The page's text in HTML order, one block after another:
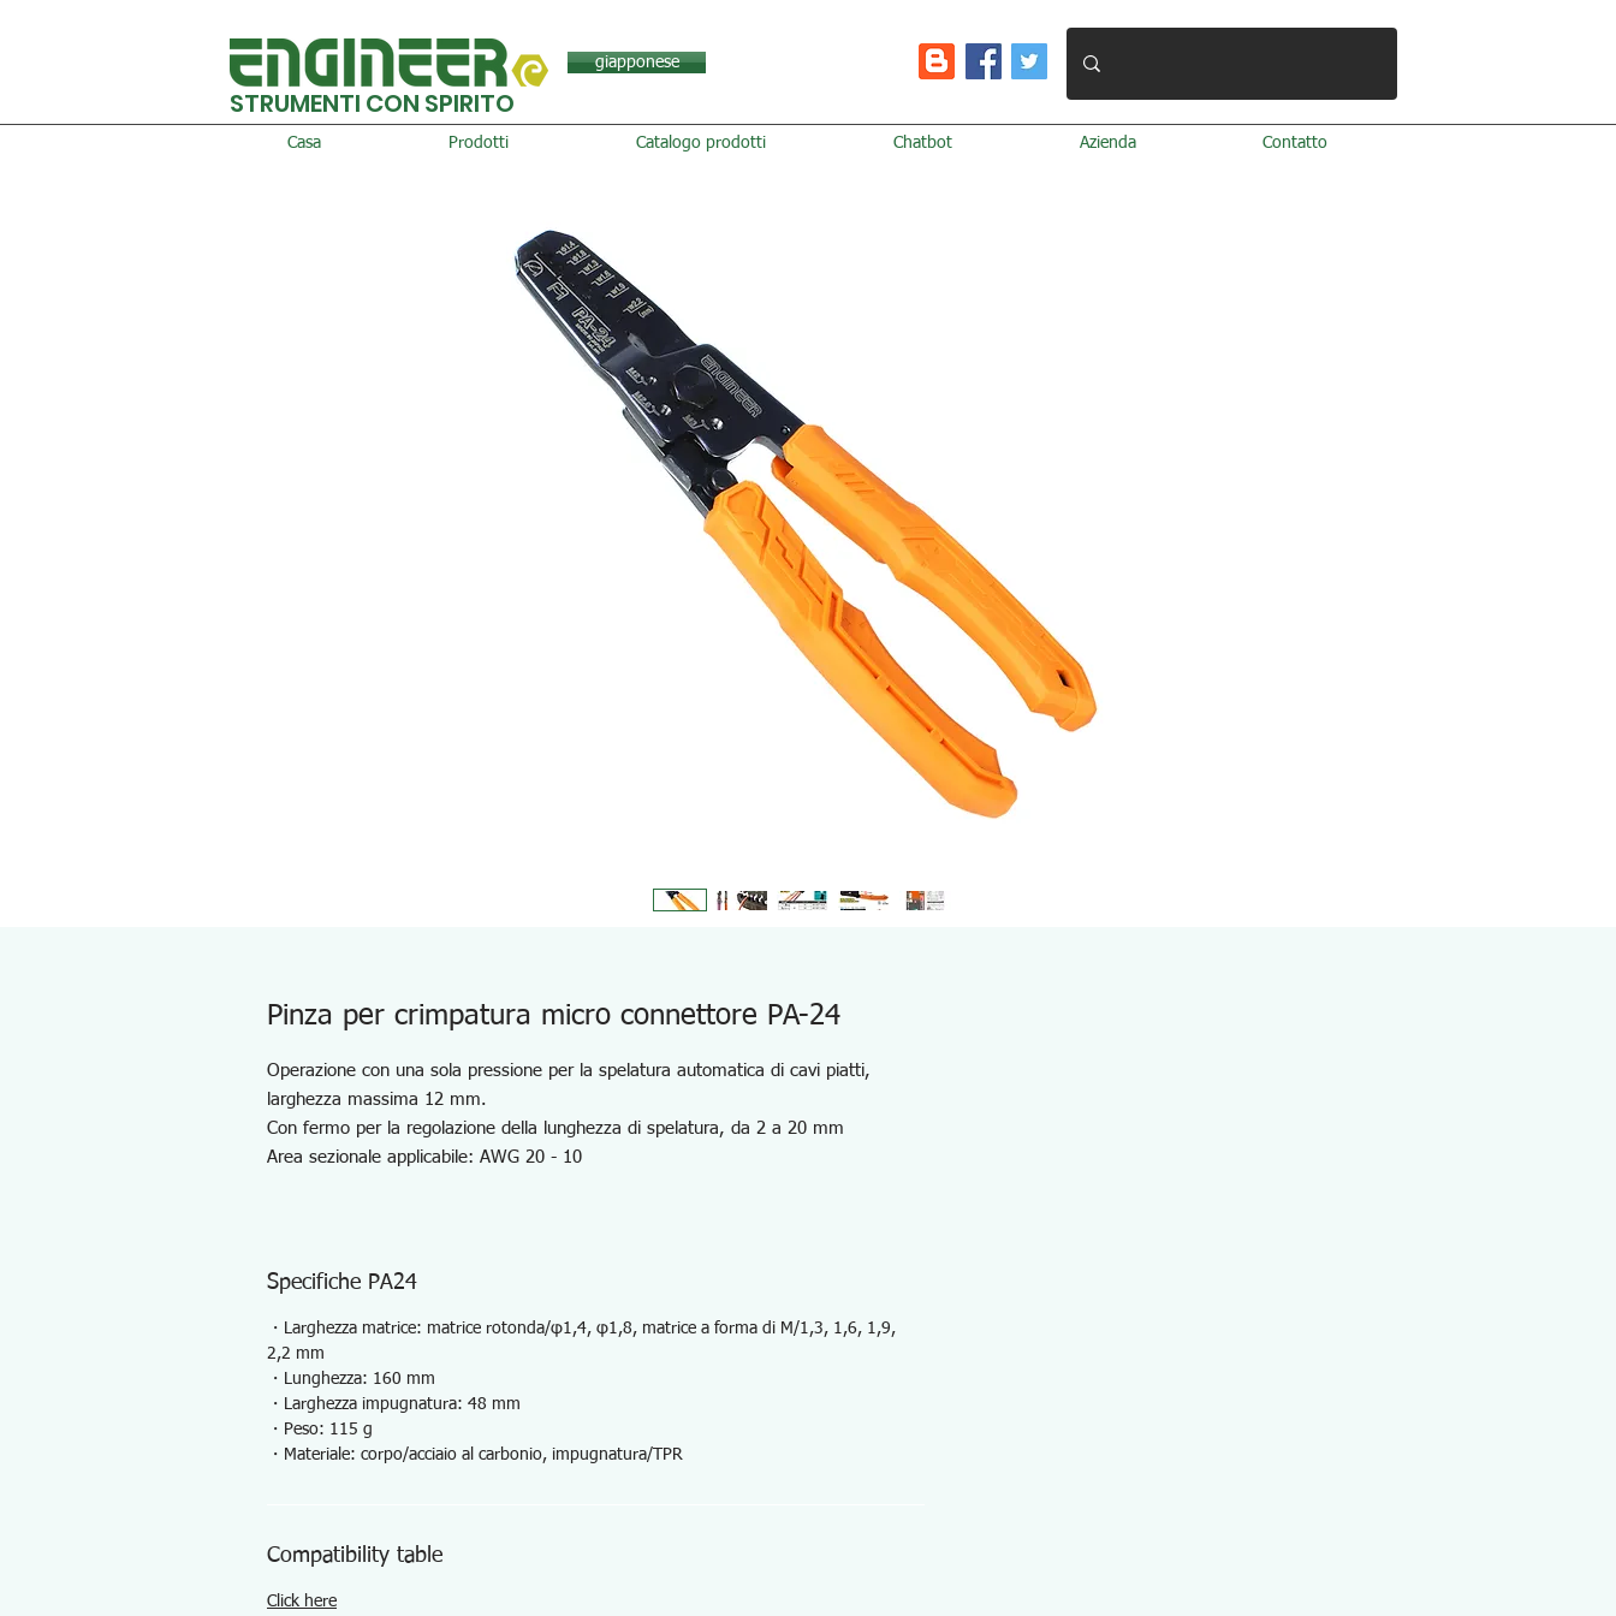
giapponese
STRUMENTI CON SPIRITO
Casa Prodotti Catalogo prodotti Chatbot Azienda Contatto
Pinza per crimpatura micro connettore PA-24
Operazione con una sola pressione per la spelatura automatica di cavi piatti,
larghezza massima 12 mm.
Con fermo per la regolazione della lunghezza di spelatura, da 2 a 20 mm
Area sezionale applicabile: AWG 20 - 10
Specifiche PA24
・Larghezza matrice: matrice rotonda/φ1,4, φ1,8, matrice a forma di M/1,3, 1,6, 1,9,
2,2 mm
・Lunghezza: 160 mm
・Larghezza impugnatura: 48 mm
・Peso: 115 g
・Materiale: corpo/acciaio al carbonio, impugnatura/TPR
Compatibility table
Click here